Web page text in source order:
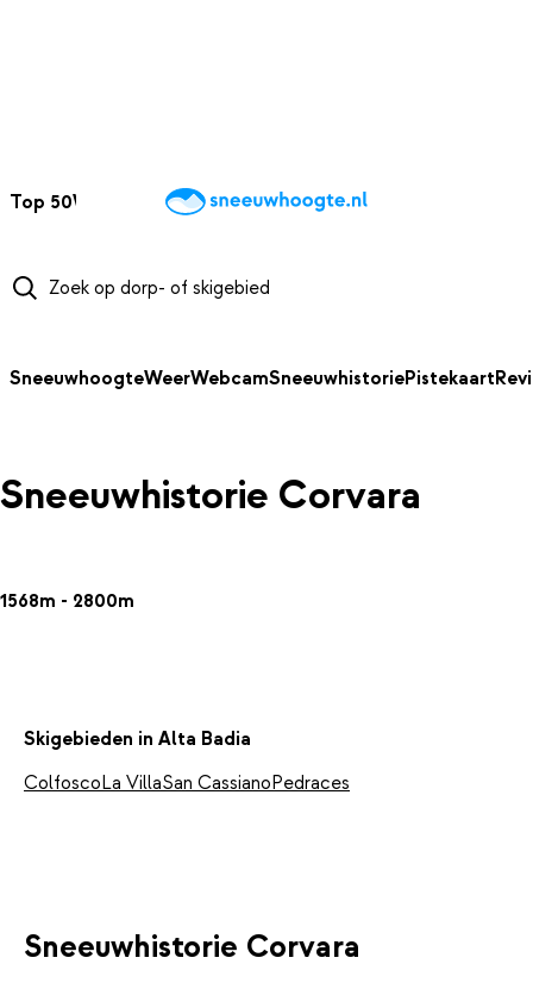
Top 50Webcams WintersportweerKaarten
SneeuwhoogteWeerWebcamSneeuwhistoriePistekaart
Sneeuwhistorie Corvara
1568m - 2800m
Skigebieden in Alta Badia
ColfoscoLa VillaSan CassianoPedraces
Sneeuwhistorie Corvara